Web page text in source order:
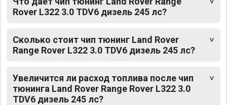
Rover L322 3.0 TDV6 дизель 245 лс?
Сколько стоит чип тюнинг Land Rover
Range Rover L322 3.0 TDV6 дизель 245 лс?
Увеличится ли расход топлива после чип
тюнинга Land Rover Range Rover L322 3.0
TDV6 дизель 245 лс?